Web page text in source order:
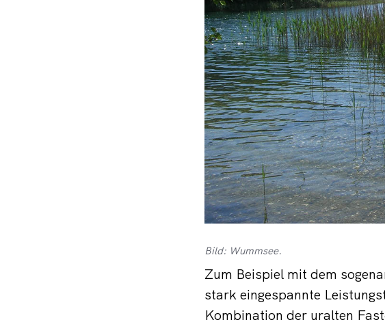
Bild: Wummsee.
Zum Beispiel mit dem
stark eingespannte
Kombination der uralten